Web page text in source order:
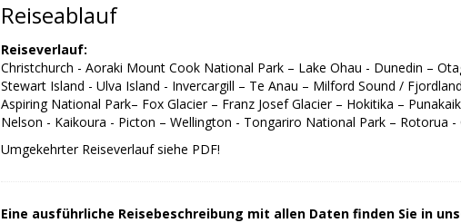
Reiseablauf
Reiseverlauf:
Christchurch - Aoraki Mount Cook National Park – Lake Ohau - Dunedin –
Stewart Island - Ulva Island - Invercargill – Te Anau – Milford Sound /
Aspiring National Park– Fox Glacier – Franz Josef Glacier – Hokitika –
Nelson - Kaikoura - Picton – Wellington - Tongariro National Park – Rotorua -
Umgekehrter Reiseverlauf siehe PDF!
Eine ausführliche Reisebeschreibung mit allen Daten finden Sie in